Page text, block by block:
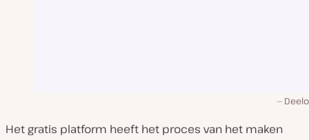
Het gratis platform heeft het proces van het maken